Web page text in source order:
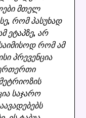
მთელ
რომ პასუხად
ეტაპზე, არ
რომ ამ
პრევენცია
საჯარო